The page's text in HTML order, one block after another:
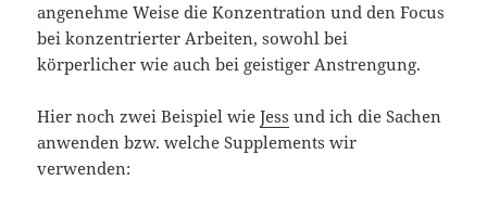
angenehme Weise die Konzentration und den Focus
bei konzentrierter Arbeiten, sowohl bei
körperlicher wie auch bei geistiger Anstrengung.
Hier noch zwei Beispiel wieJess und ich die Sachen
anwenden bzw. welche Supplements wir
verwenden: